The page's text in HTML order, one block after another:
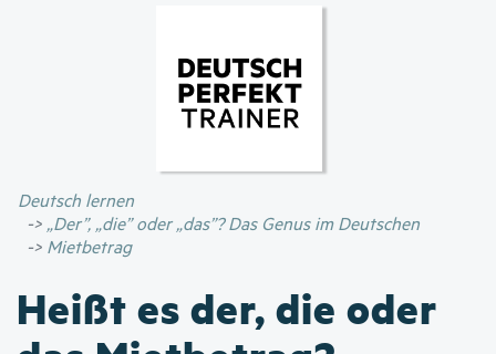
Inhalt
Deutsch lernen
„Der”, „die” oder „das”? Das Genus im Deutschen
Mietbetrag
Heißt es der, die oder